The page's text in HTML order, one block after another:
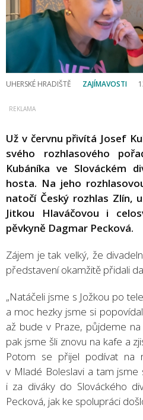
UHERSKÉ HRADIŠTĚ ZAJÍMAVOSTI
Už v červnu přivítá Josef
svého rozhlasového
Kubáníka ve Slováckém
hosta. Na jeho
natočí Český rozhlas Zlín,
Jitkou Hlaváčovou i
pěvkyně Dagmar Pecková.
Zájem je tak velký, že
představení okamžitě přidali
„Natáčeli jsme s Jožkou po
a moc hezky jsme si
až bude v Praze, půjdeme
pak jsme šli znovu na kafe a
Potom se přijel podívat na
v Mladé Boleslavi a tam
i za diváky do Slováckého
Pecková, jak ke spolupráci